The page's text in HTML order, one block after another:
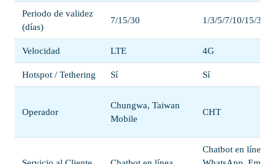
Periodo de validez
(días)
7/15/30 1/3/5/7/10/15/30
Velocidad LTE 4G
Hotspot / Tethering Sí Sí
Operador
Chungwa, Taiwan
Mobile
CHT
Chatbot en línea,